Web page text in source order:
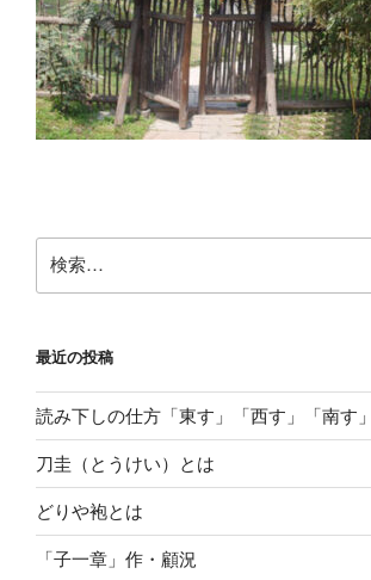
索:
最近の投稿
読み下しの仕方「東す」「西す」「南す
刀圭（とうけい）とは
どりや袍とは
「子一章」作・顧況